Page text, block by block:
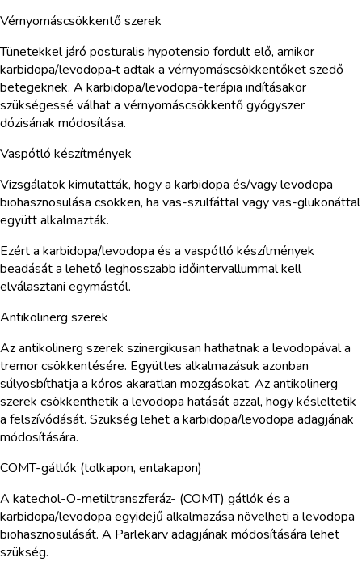
Vérnyomáscsökkentő szerek
Tünetekkel járó posturalis hypotensio fordult elő, amikor
karbidopa/levodopa‑t adtak a vérnyomáscsökkentőket szedő
betegeknek. A karbidopa/levodopa-terápia indításakor
szükségessé válhat a vérnyomáscsökkentő gyógyszer
dózisának módosítása.
Vaspótló készítmények
Vizsgálatok kimutatták, hogy a karbidopa és/vagy levodopa
biohasznosulása csökken, ha vas-szulfáttal vagy vas-glükonáttal
együtt alkalmazták.
Ezért a karbidopa/levodopa és a vaspótló készítmények
beadását a lehető leghosszabb időintervallummal kell
elválasztani egymástól.
Antikolinerg szerek
Az antikolinerg szerek szinergikusan hathatnak a levodopával a
tremor csökkentésére. Együttes alkalmazásuk azonban
súlyosbíthatja a kóros akaratlan mozgásokat. Az antikolinerg
szerek csökkenthetik a levodopa hatását azzal, hogy késleltetik
a felszívódását. Szükség lehet a karbidopa/levodopa adagjának
módosítására.
COMT-gátlók (tolkapon, entakapon)
A katechol-O-metiltranszferáz- (COMT) gátlók és a
karbidopa/levodopa egyidejű alkalmazása növelheti a levodopa
biohasznosulását. A Parlekarv adagjának módosítására lehet
szükség.